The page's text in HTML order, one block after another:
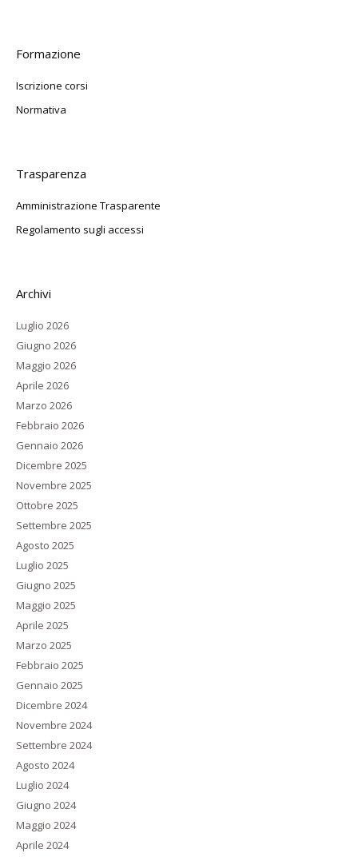
Formazione
Iscrizione corsi
Normativa
Trasparenza
Amministrazione Trasparente
Regolamento sugli accessi
Archivi
Luglio 2026
Giugno 2026
Maggio 2026
Aprile 2026
Marzo 2026
Febbraio 2026
Gennaio 2026
Dicembre 2025
Novembre 2025
Ottobre 2025
Settembre 2025
Agosto 2025
Luglio 2025
Giugno 2025
Maggio 2025
Aprile 2025
Marzo 2025
Febbraio 2025
Gennaio 2025
Dicembre 2024
Novembre 2024
Settembre 2024
Agosto 2024
Luglio 2024
Giugno 2024
Maggio 2024
Aprile 2024